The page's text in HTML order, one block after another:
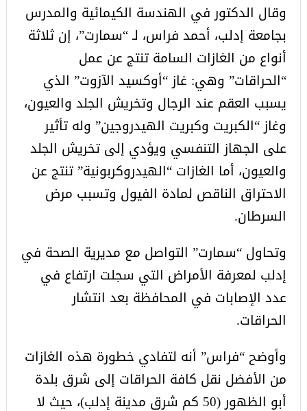
وقال الدكتور في الهندسة الكيمائية والمدرس
بجامعة إدلب، أحمد فراس، لـ “سمارت”، إن ثلاثة
أنواع من الغازات السامة تنتج عن عمل
“الحراقات” وهي: غاز “أوكسيد الآزوت” الذي
يسبب العقم عند الرجال وتخريش الجلد والعيون،
وغاز “الكبريت وكبريت الهيدروجين” وله تأثير
على الجهاز التنفسي ويؤدي إلى تخريش الجلد
والعيون، أما الغازات “الهيدروكربونية” تنتج عن
الاحتراق الناقص لمادة الفيول وتسبب مرض
السرطان.
وتحاول “سمارت” التواصل مع مديرية الصحة في
إدلب لمعرفة الأمراض التي سجلت ارتفاع في
عدد الإصابات في المحافظة بعد انتشار
الحراقات.
وأوضح “فراس” أنه لتفادي خطورة هذه الغازات
من الأفضل نقل كافة الحراقات إلى شرق بلدة
أبو الظهور (50 كم شرق مدينة إدلب)، حيث لا